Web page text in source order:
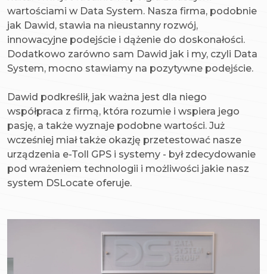
wartościami w Data System. Nasza firma, podobnie
jak Dawid, stawia na nieustanny rozwój,
innowacyjne podejście i dążenie do doskonałości.
Dodatkowo zarówno sam Dawid jak i my, czyli Data
System, mocno stawiamy na pozytywne podejście.
Dawid podkreślił, jak ważna jest dla niego
współpraca z firmą, która rozumie i wspiera jego
pasję, a także wyznaje podobne wartości. Już
wcześniej miał także okazję przetestować nasze
urządzenia e-Toll GPS i systemy - był zdecydowanie
pod wrażeniem technologii i możliwości jakie nasz
system DSLocate oferuje.